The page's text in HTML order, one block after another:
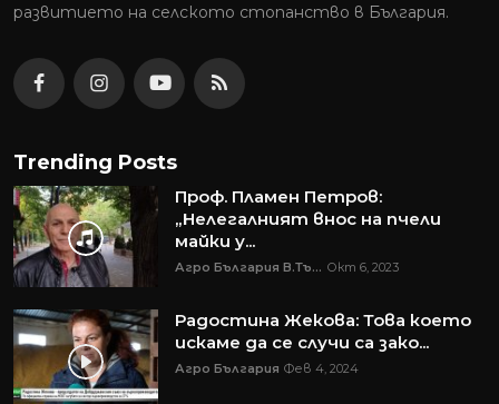
развитието на селското стопанство в България.
Trending Posts
Проф. Пламен Петров:
„Нелегалният внос на пчели
майки у...
Агро България В.Тъ... Окт 6, 2023
Радостина Жекова: Това което
искаме да се случи са зако...
Агро България Фев 4, 2024